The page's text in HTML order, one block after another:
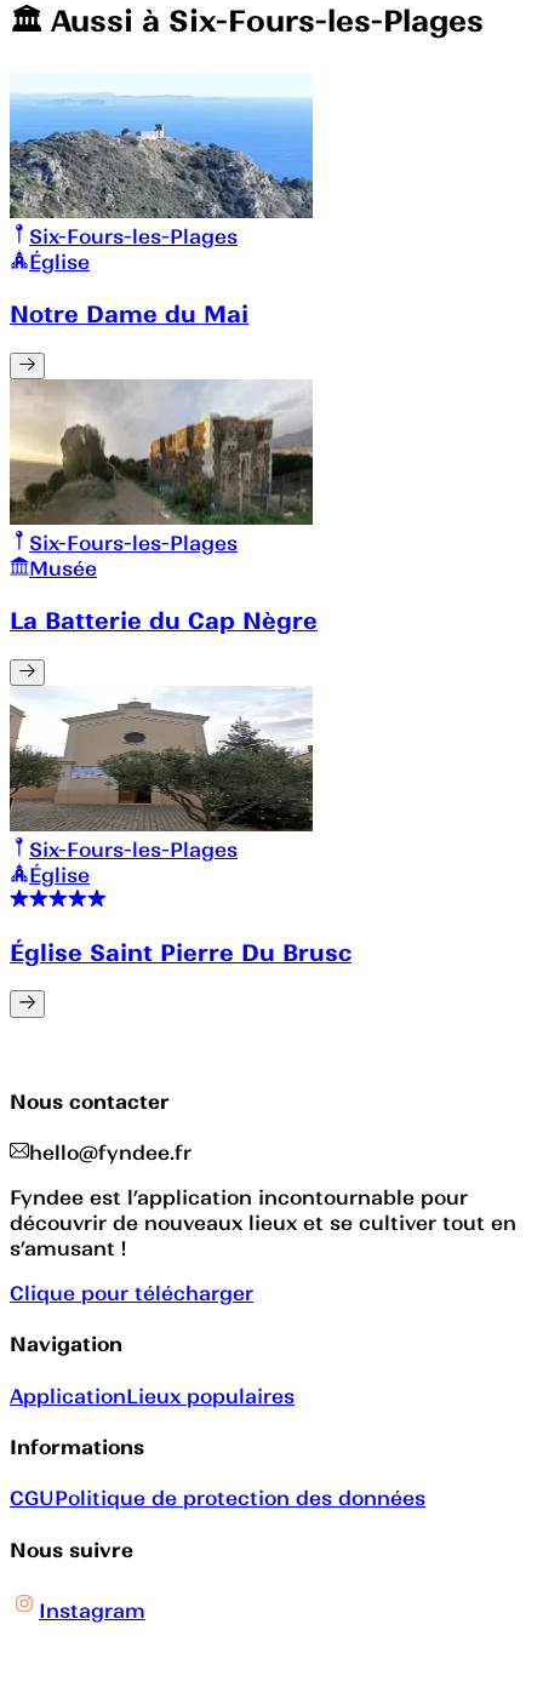
🏛️️ Aussi à Six-Fours-les-Plages
Six-Fours-les-Plages
Église
Notre Dame du Mai
Six-Fours-les-Plages
Musée
La Batterie du Cap Nègre
Six-Fours-les-Plages
Église
Église Saint Pierre Du Brusc
Nous contacter
hello@fyndee.fr
Fyndee est l’application incontournable pour
découvrir de nouveaux lieux et se cultiver tout en
s’amusant !
Clique pour télécharger
Navigation
ApplicationLieux populaires
Informations
CGUPolitique de protection des données
Nous suivre
Instagram